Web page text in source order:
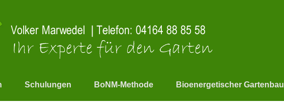
Schulungen BoNM-Methode Bioenergetischer Gartenbau